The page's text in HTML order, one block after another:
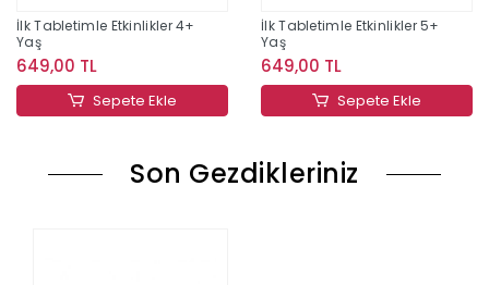
İlk Tabletimle Etkinlikler 4+
Yaş
649,00 TL
Sepete Ekle
İlk Tabletimle Etkinlikler 5+
Yaş
649,00 TL
Sepete Ekle
Son Gezdikleriniz